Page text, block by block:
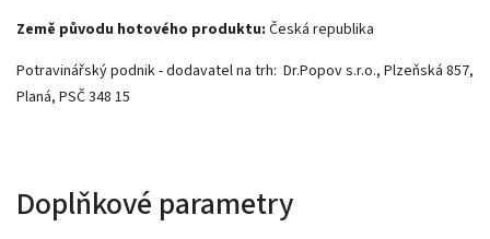
Země původu hotového produktu: Česká republika
Potravinářský podnik - dodavatel na trh: Dr.Popov s.r.o., Plzeňská 857,
Planá, PSČ 348 15
Doplňkové parametry